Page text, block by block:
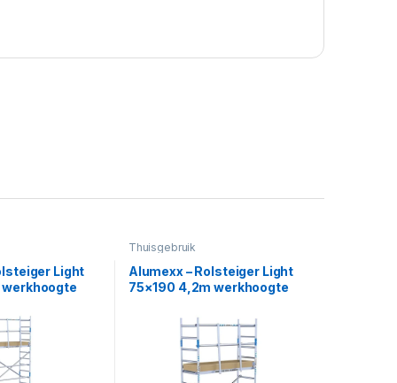
Light
werkhoogte
Thuisgebruik
Alumexx – Rolsteiger Light
75×190 4,2m werkhoogte